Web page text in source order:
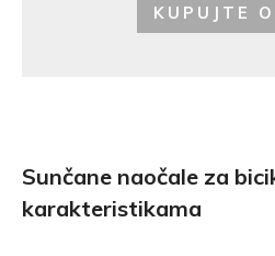
KUPUJTE
Sunčane naočale za
karakteristikama